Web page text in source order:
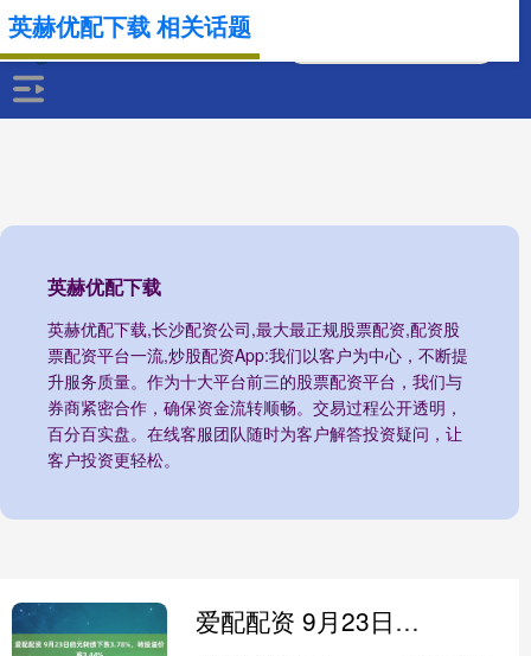
英赫优配下载
英赫优配下载,长沙配资公司,最大最正规股票配资,配资股
票配资平台一流,炒股配资App:我们以客户为中心，不断提
升服务质量。作为十大平台前三的股票配资平台，我们与
券商紧密合作，确保资金流转顺畅。交易过程公开透明，
百分百实盘。在线客服团队随时为客户解答投资疑问，让
客户投资更轻松。
英赫优配下载 相关话题
爱配配资 9月23日皓元转债下跌3.78%，转股溢价率3.44%